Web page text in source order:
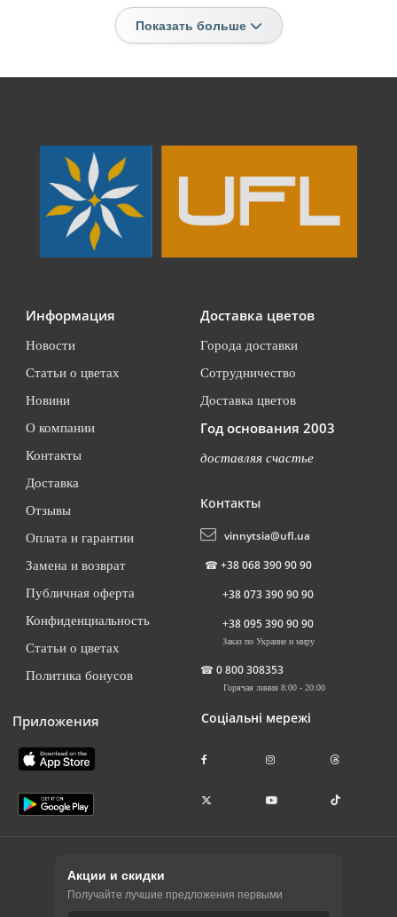
Показать больше
Информация
Новости
Статьи о цветах
Новини
О компании
Контакты
Доставка
Отзывы
Оплата и гарантии
Замена и возврат
Публичная оферта
Конфиденциальность
Статьи о цветах
Политика бонусов
Приложения
Доставка цветов
Города доставки
Сотрудничество
Доставка цветов
Год основания 2003
доставляя счастье
Контакты
vinnytsia@ufl.ua
☎ +38 068 390 90 90
+38 073 390 90 90
+38 095 390 90 90
Заказ по Украине и миру
☎ 0 800 308353
Горячая линия 8:00 - 20:00
Соціальні мережі
Акции и скидки
Получайте лучшие предложения первыми